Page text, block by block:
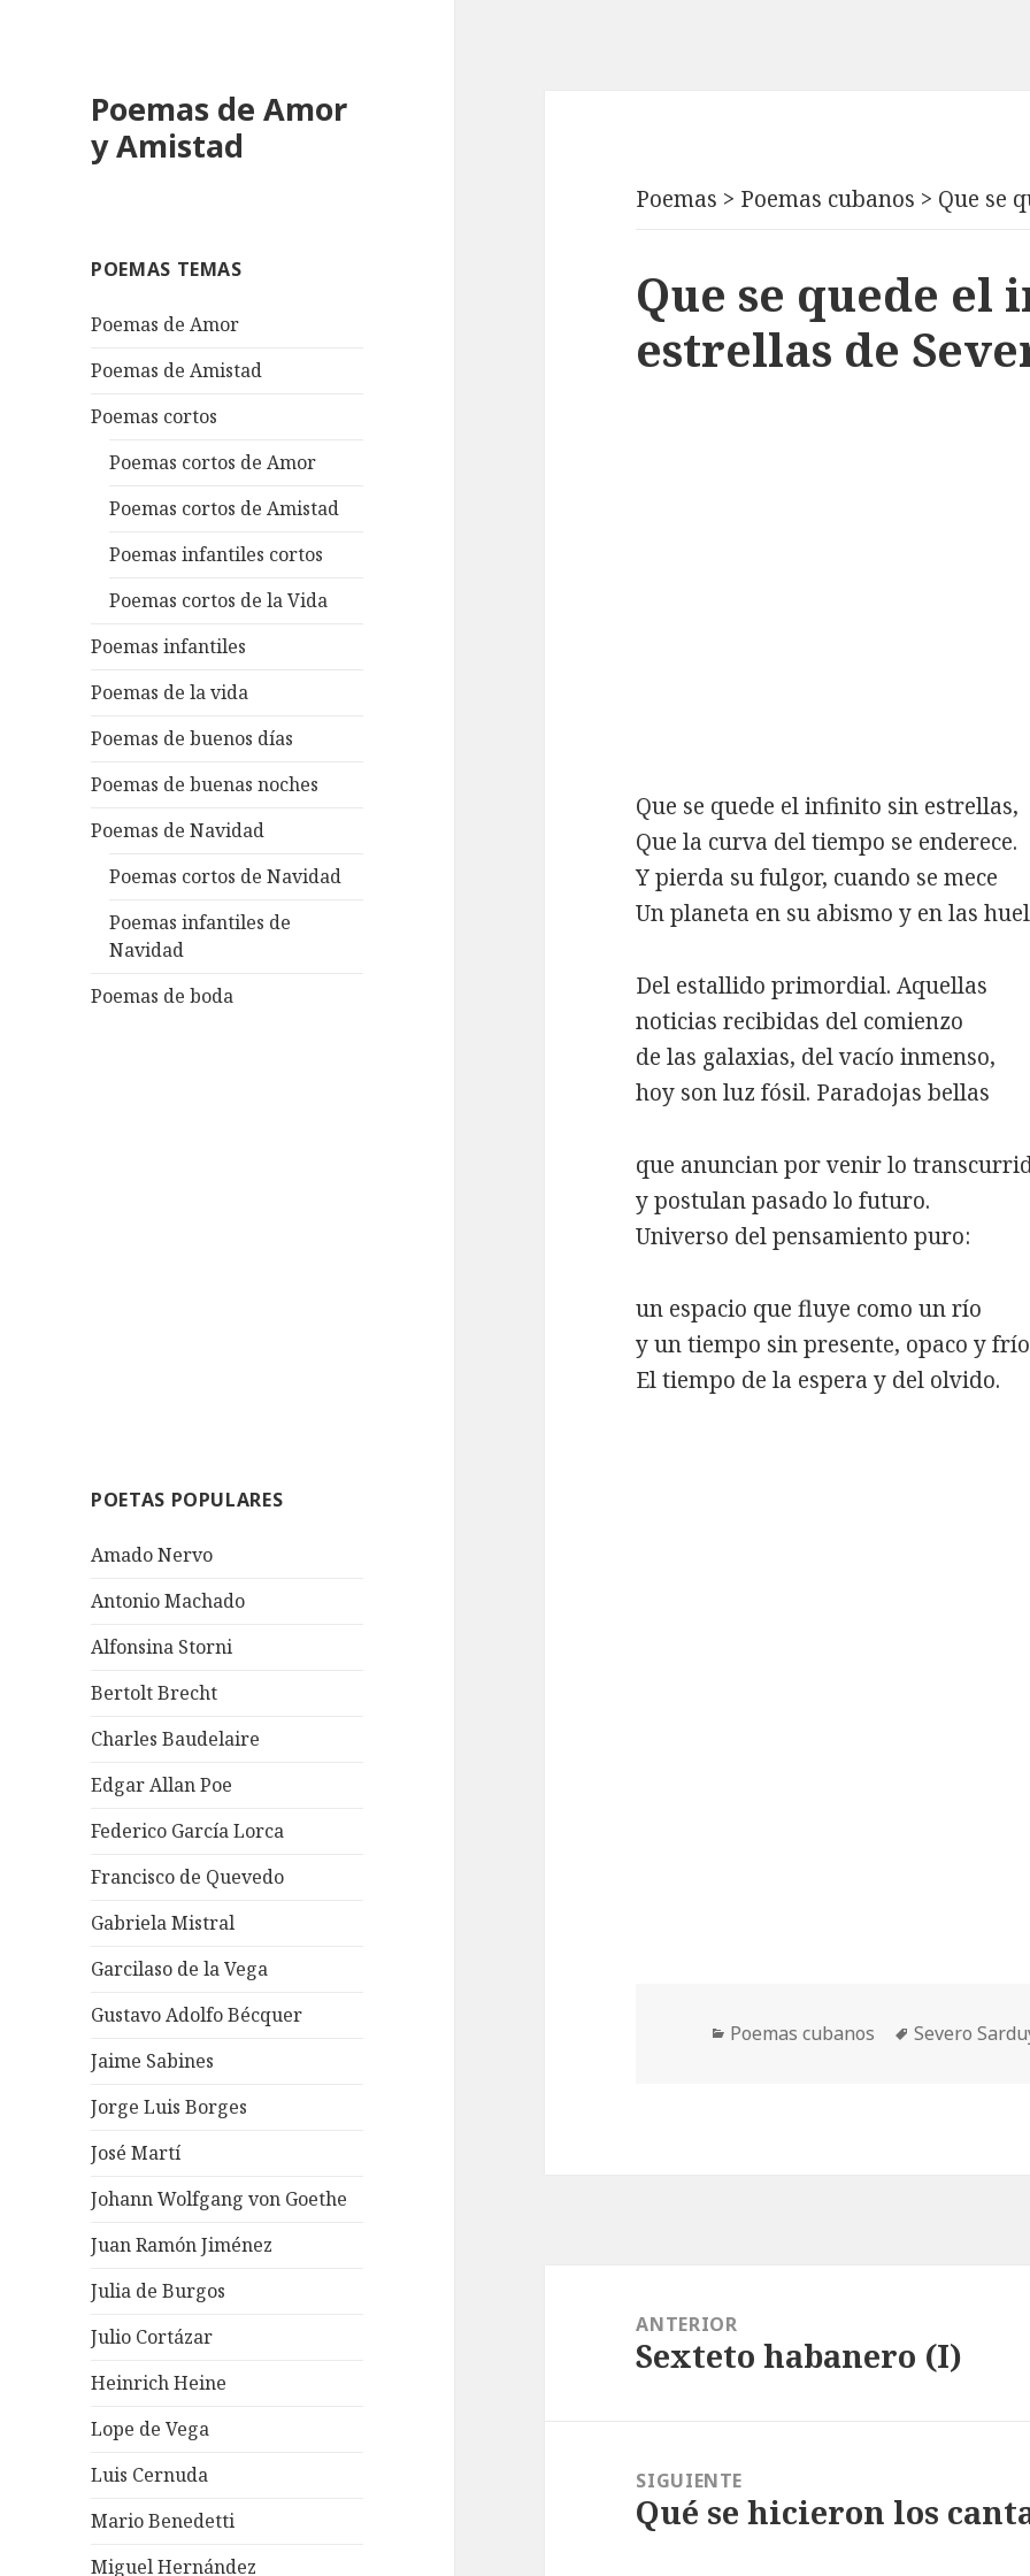
Poemas de Amor
y Amistad
POEMAS TEMAS
Poemas de Amor
Poemas de Amistad
Poemas cortos
Poemas cortos de Amor
Poemas cortos de Amistad
Poemas infantiles cortos
Poemas cortos de la Vida
Poemas infantiles
Poemas de la vida
Poemas de buenos días
Poemas de buenas noches
Poemas de Navidad
Poemas cortos de Navidad
Poemas infantiles de
Navidad
Poemas de boda
POETAS POPULARES
Amado Nervo
Antonio Machado
Alfonsina Storni
Bertolt Brecht
Charles Baudelaire
Edgar Allan Poe
Federico García Lorca
Francisco de Quevedo
Gabriela Mistral
Garcilaso de la Vega
Gustavo Adolfo Bécquer
Jaime Sabines
Jorge Luis Borges
José Martí
Johann Wolfgang von Goethe
Juan Ramón Jiménez
Julia de Burgos
Julio Cortázar
Heinrich Heine
Lope de Vega
Luis Cernuda
Mario Benedetti
Miguel Hernández
Poemas > Poemas cubanos > Que se
Que se quede el
estrellas de
Que se quede el infinito sin estrellas,
Que la curva del tiempo se enderece.
Y pierda su fulgor, cuando se mece
Un planeta en su abismo y en las
Del estallido primordial. Aquellas
noticias recibidas del comienzo
de las galaxias, del vacío inmenso,
hoy son luz fósil. Paradojas bellas
que anuncian por venir lo
y postulan pasado lo futuro.
Universo del pensamiento puro:
un espacio que fluye como un río
y un tiempo sin presente, opaco y
El tiempo de la espera y del olvido.
Categorías
Poemas cubanos Etiquetas
Severo
entradas
ANTERIOR
Entrada
Sexteto habanero (I)
SIGUIENTE
Entrada
Qué se hicieron los